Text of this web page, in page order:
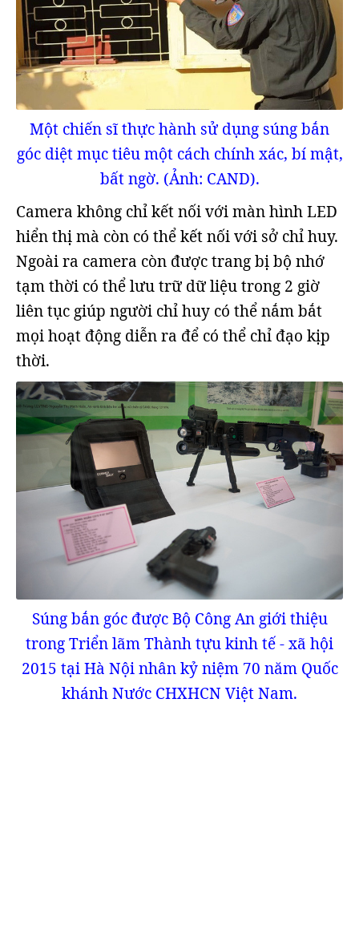
Một chiến sĩ thực hành sử dụng súng bắn
góc diệt mục tiêu một cách chính xác, bí mật,
bất ngờ. (Ảnh: CAND).
Camera không chỉ kết nối với màn hình LED
hiển thị mà còn có thể kết nối với sở chỉ huy.
Ngoài ra camera còn được trang bị bộ nhớ
tạm thời có thể lưu trữ dữ liệu trong 2 giờ
liên tục giúp người chỉ huy có thể nắm bắt
mọi hoạt động diễn ra để có thể chỉ đạo kịp
thời.
Súng bắn góc được Bộ Công An giới thiệu
trong Triển lãm Thành tựu kinh tế - xã hội
2015 tại Hà Nội nhân kỷ niệm 70 năm Quốc
khánh Nước CHXHCN Việt Nam.